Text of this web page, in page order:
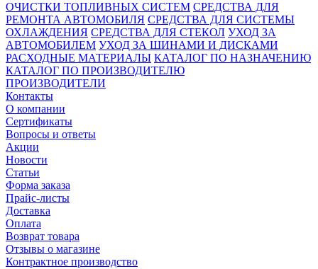
ОЧИСТКИ ТОПЛИВНЫХ СИСТЕМ СРЕДСТВА ДЛЯ
РЕМОНТА АВТОМОБИЛЯ СРЕДСТВА ДЛЯ СИСТЕМЫ
ОХЛАЖДЕНИЯ СРЕДСТВА ДЛЯ СТЕКОЛ УХОД ЗА
АВТОМОБИЛЕМ УХОД ЗА ШИНАМИ И ДИСКАМИ
РАСХОДНЫЕ МАТЕРИАЛЫ КАТАЛОГ ПО НАЗНАЧЕНИЮ
КАТАЛОГ ПО ПРОИЗВОДИТЕЛЮ
ПРОИЗВОДИТЕЛИ
Контакты
О компании
Сертификаты
Вопросы и ответы
Акции
Новости
Статьи
Форма заказа
Прайс-листы
Доставка
Оплата
Возврат товара
Отзывы о магазине
Контрактное производство